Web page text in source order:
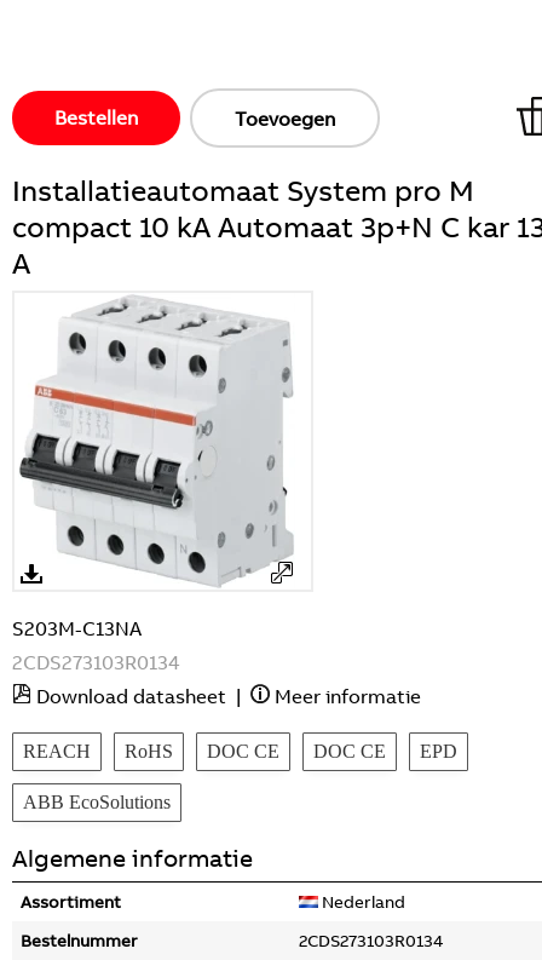
Bestellen Toevoegen
Installatieautomaat System pro M
compact 10 kA Automaat 3p+N C kar
A
S203M-C13NA
2CDS273103R0134
Download datasheet | Meer informatie
REACH RoHS DOC CE DOC CE EPD
ABB EcoSolutions
Algemene informatie
Assortiment
Nederland
Bestelnummer
2CDS273103R0134